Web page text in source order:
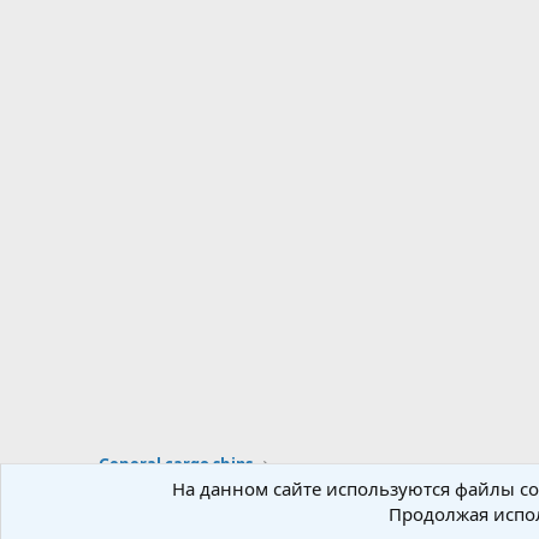
General cargo ships
На данном сайте используются файлы
Продолжая